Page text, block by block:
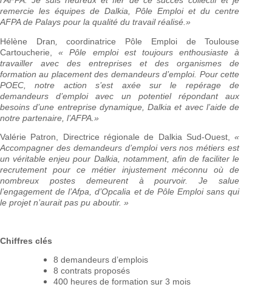
remercie les équipes de Dalkia, Pôle Emploi et du centre
AFPA de Palays pour la qualité du travail réalisé.»
Hélène Dran
coordinatrice Pôle Emploi de Toulouse
Cartoucherie,« Pôle emploi est toujours enthousiaste à
travailler
avec des entreprises et des organismes de
formation au placement des demandeurs d’emploi. Pour cette
POEC, notre action s’est axée sur le repérage de
demandeurs d’emploi avec un potentiel répondant aux
besoins d’une entreprise dynamique, Dalkia et avec l’aide de
notre partenaire, l’AFPA.»
Valérie Patron, Directrice régionale de Dalkia Sud-Ouest,«
Accompagner des demandeurs d’emploi vers nos métiers est
un véritable enjeu pour Dalkia, notamment, afin de faciliter le
recrutement pour ce métier injustement méconnu où de
nombreux postes demeurent à pourvoir. Je salue
l’engagement de l’Afpa, d’Opcalia et de Pôle Emploi sans qui
le projet n’aurait pas pu aboutir. »
Chiffres clés
8 demandeurs d’emplois
8 contrats proposés
400 heures de formation sur 3 mois